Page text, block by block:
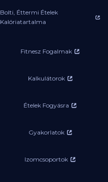
Bolti, Éttermi Ételek
Kalóriatartalma
Fitnesz Fogalmak
Kalkulátorok
Ételek Fogyásra
Gyakorlatok
Izomcsoportok